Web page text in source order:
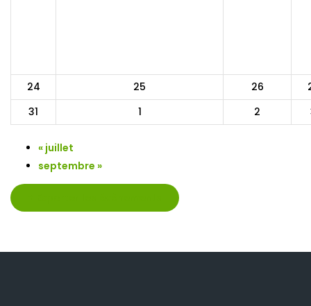
24 25 26
31
1 2
« juillet
septembre »